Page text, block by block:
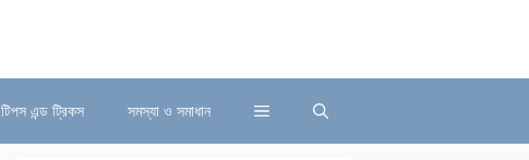
টিপস এন্ড ট্রিকস সমস্যা ও সমাধান